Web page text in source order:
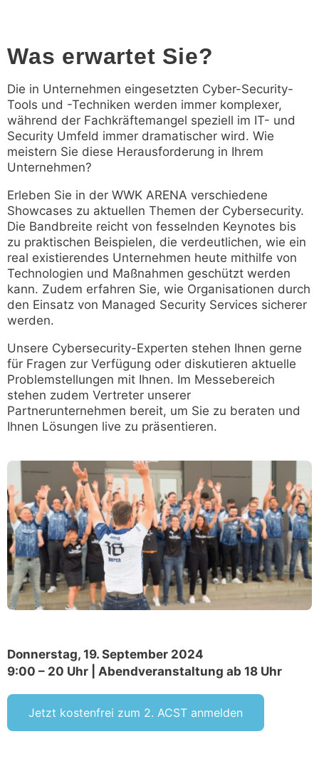
Was erwartet Sie?
Die in Unternehmen eingesetzten Cyber-Security-
Tools und -Techniken werden immer komplexer,
während der Fachkräftemangel speziell im IT- und
Security Umfeld immer dramatischer wird. Wie
meistern Sie diese Herausforderung in Ihrem
Unternehmen?
Erleben Sie in der WWK ARENA verschiedene
Showcases zu aktuellen Themen der Cybersecurity.
Die Bandbreite reicht von fesselnden Keynotes bis
zu praktischen Beispielen, die verdeutlichen, wie ein
real existierendes Unternehmen heute mithilfe von
Technologien und Maßnahmen geschützt werden
kann. Zudem erfahren Sie, wie Organisationen durch
den Einsatz von Managed Security Services sicherer
werden.
Unsere Cybersecurity-Experten stehen Ihnen gerne
für Fragen zur Verfügung oder diskutieren aktuelle
Problemstellungen mit Ihnen. Im Messebereich
stehen zudem Vertreter unserer
Partnerunternehmen bereit, um Sie zu beraten und
Ihnen Lösungen live zu präsentieren.
Donnerstag, 19. September 2024
9:00 – 20 Uhr | Abendveranstaltung ab 18 Uhr
Jetzt kostenfrei zum 2. ACST anmelden